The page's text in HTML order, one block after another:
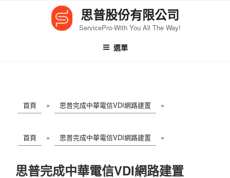
思普股份有限公司
ServicePro-With You All The Way!
選單
首頁 » 思普完成中華電信VDI網路建置 »
首頁 » 思普完成中華電信VDI網路建置 »
思普完成中華電信VDI網路建置